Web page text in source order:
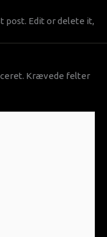
post. Edit or delete it,
Krævede felter